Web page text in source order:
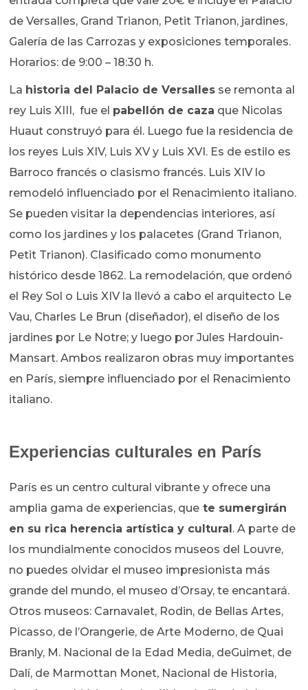
de Versalles, Grand Trianon, Petit Trianon, jardines,
Galería de las Carrozas y exposiciones temporales.
Horarios: de 9:00 – 18:30 h.
La historia del Palacio de Versalles se remonta al
rey Luis XIII, fue el pabellón de caza que Nicolas
Huaut construyó para él. Luego fue la residencia de
los reyes Luis XIV, Luis XV y Luis XVI. Es de estilo es
Barroco francés o clasismo francés. Luis XIV lo
remodeló influenciado por el Renacimiento italiano.
Se pueden visitar la dependencias interiores, así
como los jardines y los palacetes (Grand Trianon,
Petit Trianon). Clasificado como monumento
histórico desde 1862. La remodelación, que ordenó
el Rey Sol o Luis XIV la llevó a cabo el arquitecto Le
Vau, Charles Le Brun (diseñador), el diseño de los
jardines por Le Notre; y luego por Jules Hardouin-
Mansart. Ambos realizaron obras muy importantes
en París, siempre influenciado por el Renacimiento
italiano.
Experiencias culturales en París
París es un centro cultural vibrante y ofrece una
amplia gama de experiencias, que te sumergirán
en su rica herencia artística y cultural. A parte de
los mundialmente conocidos museos del Louvre,
no puedes olvidar el museo impresionista más
grande del mundo, el museo d’Orsay, te encantará.
Otros museos: Carnavalet, Rodin, de Bellas Artes,
Picasso, de l’Orangerie, de Arte Moderno, de Quai
Branly, M. Nacional de la Edad Media, deGuimet, de
Dalí, de Marmottan Monet, Nacional de Historia,